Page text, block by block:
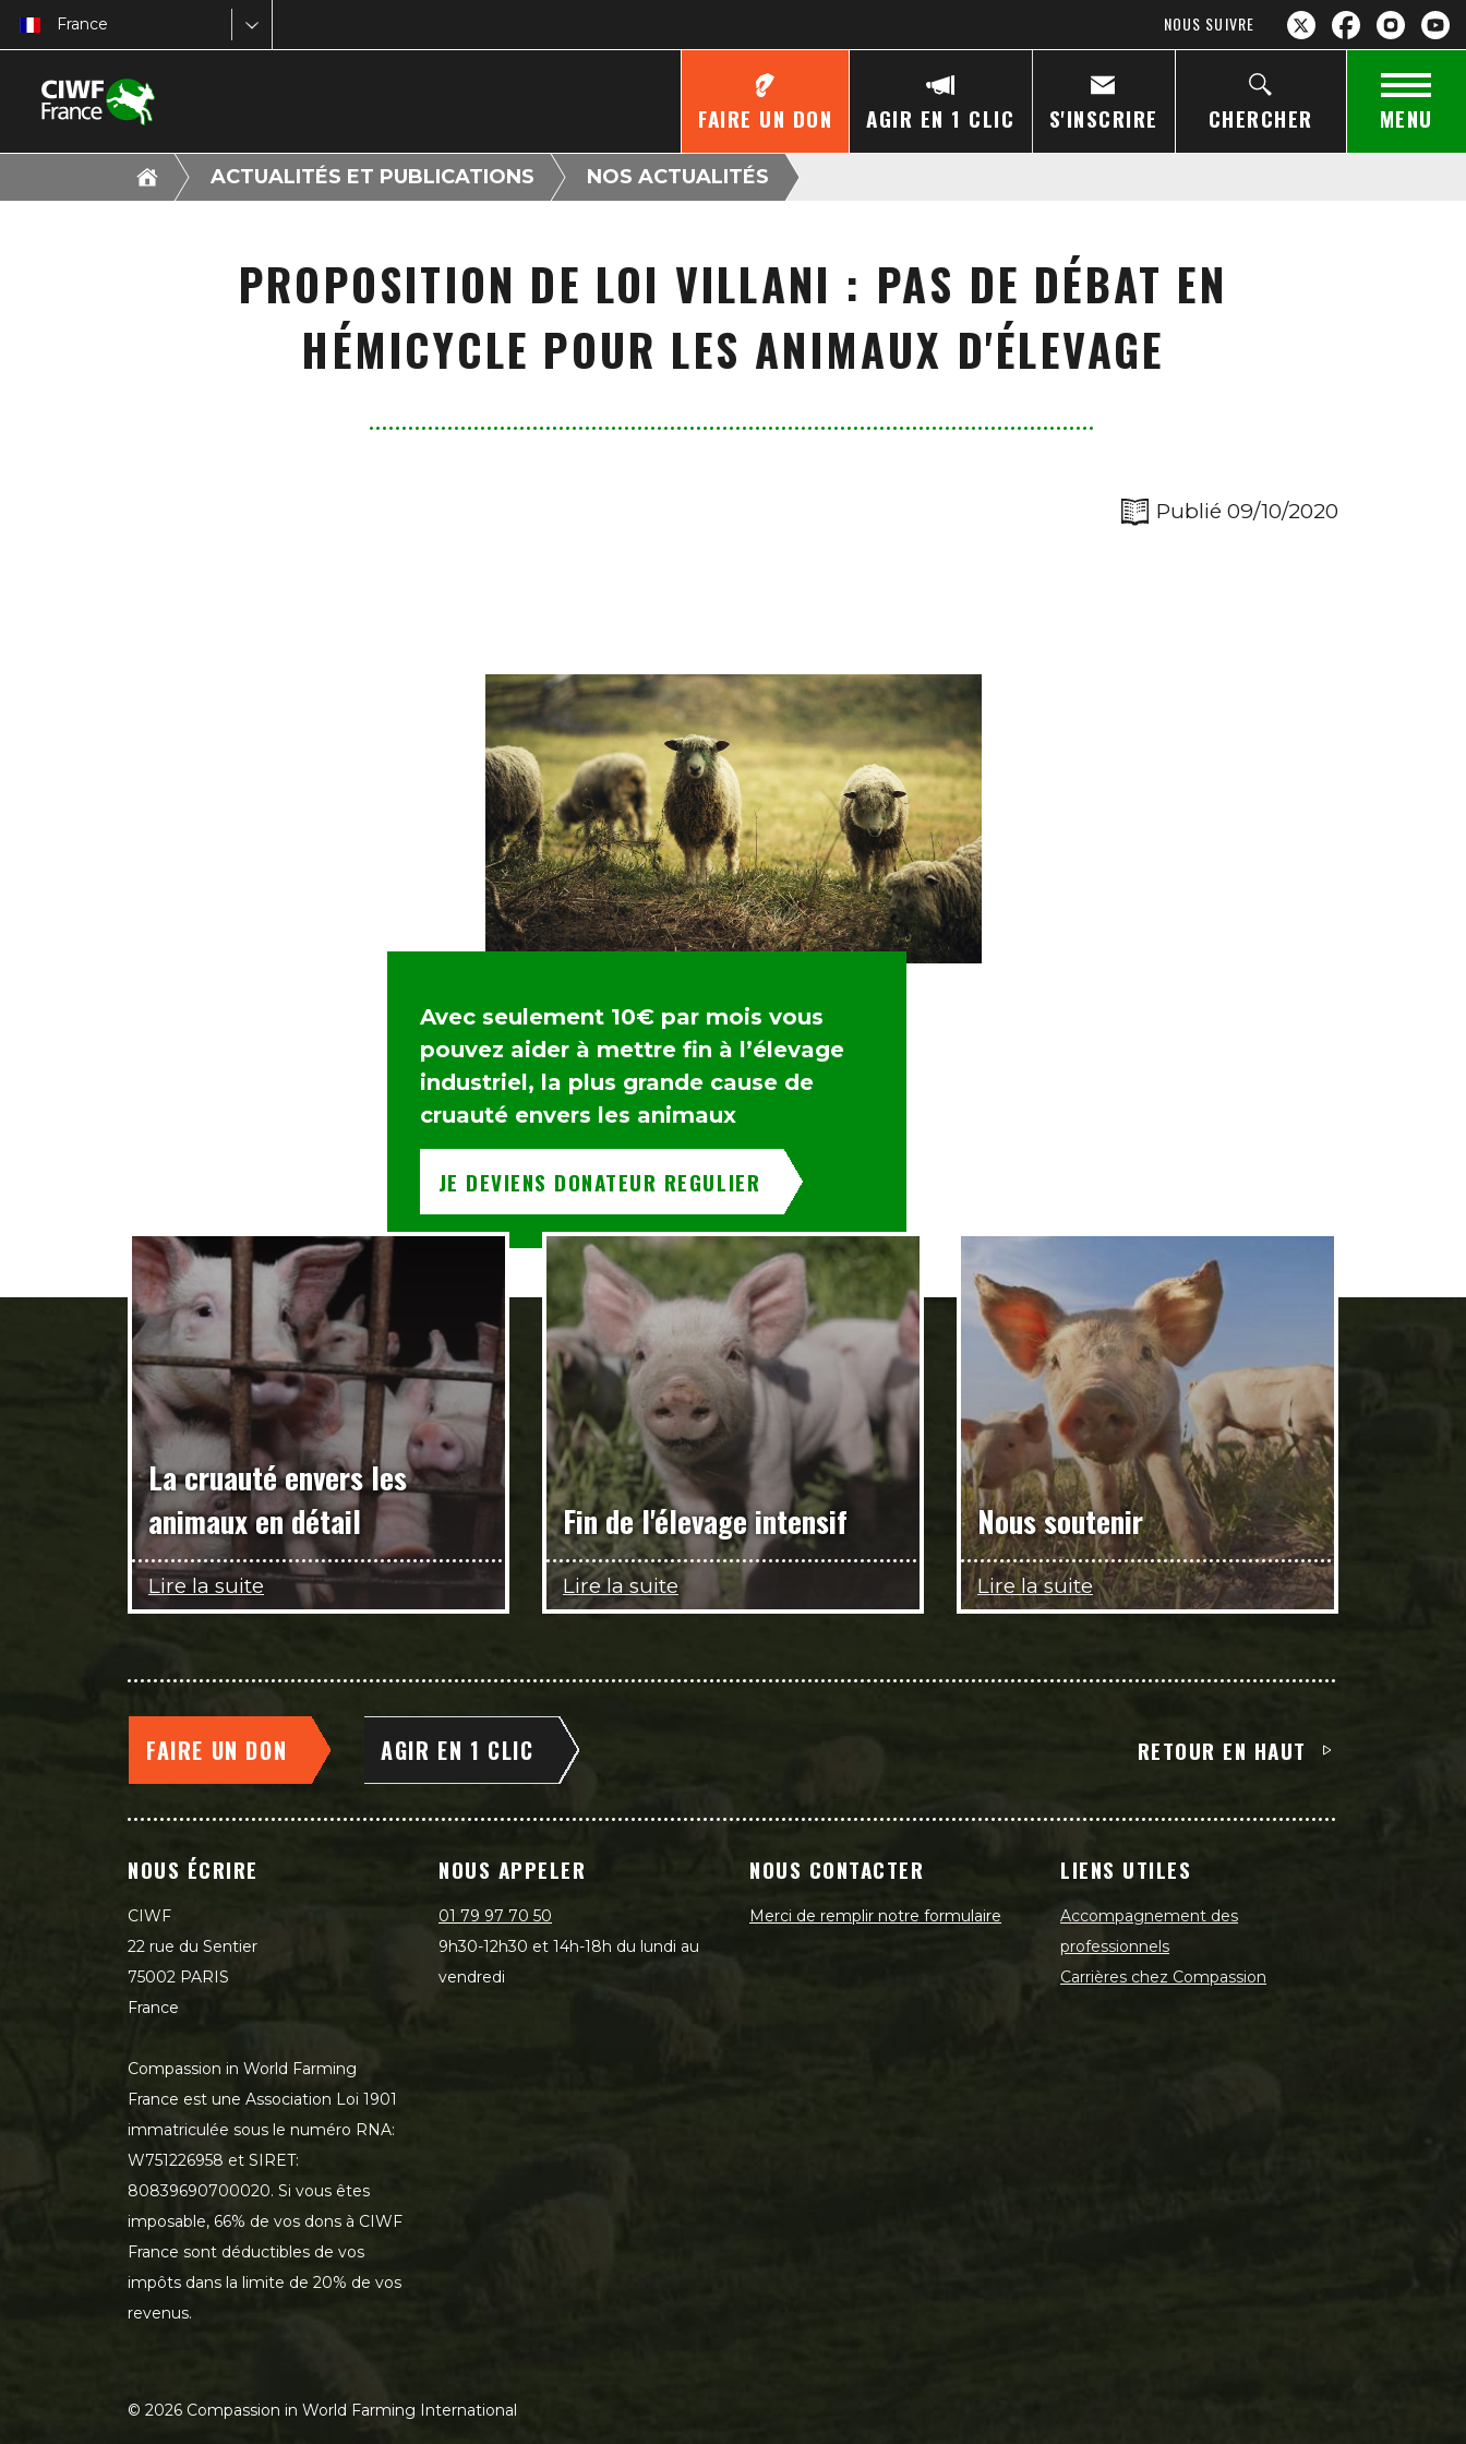
France NOUS SUIVRE
FAIRE UN DON AGIR EN 1 CLIC S'INSCRIRE CHERCHER MENU
ACTUALITÉS ET PUBLICATIONS NOS ACTUALITÉS
PROPOSITION DE LOI VILLANI : PAS DE DÉBAT EN
HÉMICYCLE POUR LES ANIMAUX D'ÉLEVAGE
Publié 09/10/2020
Avec seulement 10€ par mois vous
pouvez aider à mettre fin à l’élevage
industriel, la plus grande cause de
cruauté envers les animaux
JE DEVIENS DONATEUR REGULIER
La cruauté envers les
animaux en détail
Lire la suite
Fin de l'élevage intensif
Lire la suite
Nous soutenir
Lire la suite
FAIRE UN DON AGIR EN 1 CLIC RETOUR EN HAUT
NOUS ÉCRIRE
CIWF
22 rue du Sentier
75002 PARIS
France
Compassion in World Farming
France est une Association Loi 1901
immatriculée sous le numéro RNA:
W751226958 et SIRET:
80839690700020. Si vous êtes
imposable, 66% de vos dons à CIWF
France sont déductibles de vos
impôts dans la limite de 20% de vos
revenus.
NOUS APPELER
01 79 97 70 50
9h30-12h30 et 14h-18h du lundi au
vendredi
NOUS CONTACTER
Merci de remplir notre formulaire
LIENS UTILES
Accompagnement des
professionnels
Carrières chez Compassion
© 2026 Compassion in World Farming International